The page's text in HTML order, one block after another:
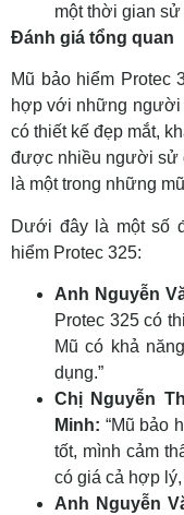
một thời gian sử
Đánh giá tổng quan
Mũ bảo hiểm Protec
hợp với những người
có thiết kế đẹp mắt,
được nhiều người sử
là một trong những
Dưới đây là một số
hiểm Protec 325:
Anh Nguyễn
Protec 325 có
Mũ có khả
dụng.”
Chị Nguyễn
Minh: “Mũ bảo
tốt, mình cảm
có giá cả hợp
Anh Nguyễn